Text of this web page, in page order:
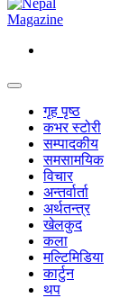
गृह पृष्ठ
कभर स्टोरी
सम्पादकीय
समसामयिक
विचार
अन्तर्वार्ता
अर्थतन्त्र
खेलकुद
कला
मल्टिमिडिया
कार्टुन
थप